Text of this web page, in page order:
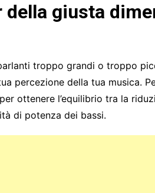
della giusta
troppo grandi o troppo
percezione della tua musica.
ottenere l’equilibrio tra la
di potenza dei bassi.